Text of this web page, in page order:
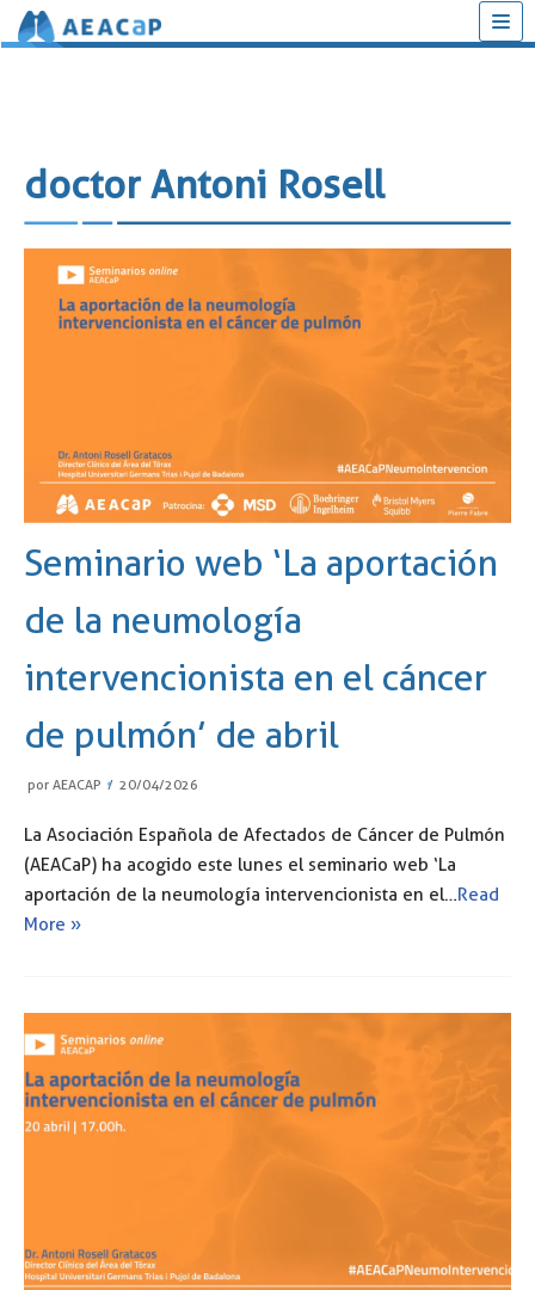
doctor Antoni Rosell
Seminario web ‘La aportación
de la neumología
intervencionista en el cáncer
de pulmón’ de abril
por AEACAP 20/04/2026
La Asociación Española de Afectados de Cáncer de Pulmón
(AEACaP) ha acogido este lunes el seminario web ‘La
aportación de la neumología intervencionista en el…Read
More »